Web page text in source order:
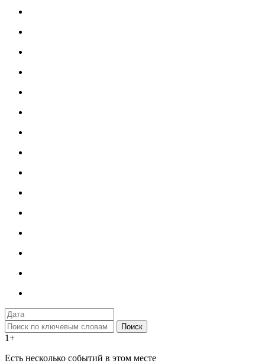
Поиск
1+
Есть несколько событий в этом месте